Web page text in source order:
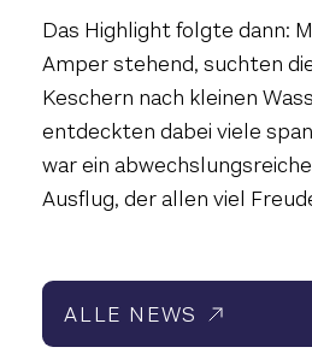
Das Highlight folgte dann:
Amper stehend, suchten
Keschern nach kleinen
entdeckten dabei viele
war ein
Ausflug, der allen viel
ALLE NEWS